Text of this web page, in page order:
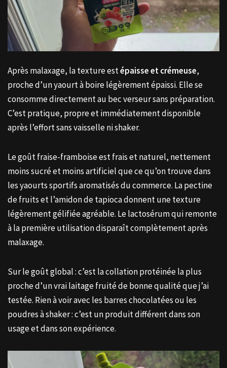
Après malaxage, la texture estépaisse et crémeuse,
proche d’un yaourt à boire légèrement épaissi. Elle se
consomme directement au bec verseur sans préparation.
C’est pratique, propre et immédiatement disponible
après l’effort sans vaisselle ni shaker.
Le goût fraise-framboise est frais et naturel, nettement
moins sucré et moins artificiel que ce qu’on trouve dans
les yaourts sportifs aromatisés du commerce. La pectine
de fruits et l’amidon de tapioca donnent une texture
légèrement gélifiée agréable. Le lactosérum qui remonte
à la première utilisation disparaît complètement après
malaxage.
Sur le goût global : c’est la collation protéinée la plus
proche d’un vrai laitage fruité de bonne qualité que j’ai
testée. Rien à voir avec les barres chocolatées ou les
poudres à shaker : c’est un produit différent dans son
usage et dans son expérience.